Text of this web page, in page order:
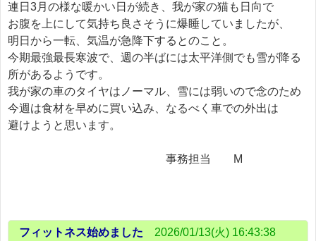
連日3月の様な暖かい日が続き、我が家の猫も日向で
お腹を上にして気持ち良さそうに爆睡していましたが、
明日から一転、気温が急降下するとのこと。
今期最強最長寒波で、週の半ばには太平洋側でも雪が降る
所があるようです。
我が家の車のタイヤはノーマル、雪には弱いので念のため
今週は食材を早めに買い込み、なるべく車での外出は
避けようと思います。
事務担当 M
フィットネス始めました 2026/01/13(火) 16:43:38